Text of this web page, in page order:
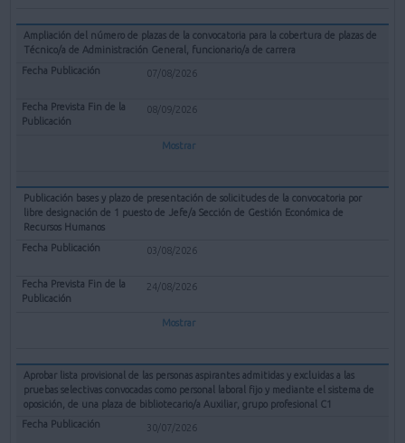
Ampliación del número de plazas de la convocatoria para la cobertura de plazas de
Técnico/a de Administración General, funcionario/a de carrera
07/08/2026
08/09/2026
Mostrar
Publicación bases y plazo de presentación de solicitudes de la convocatoria por
libre designación de 1 puesto de Jefe/a Sección de Gestión Económica de
Recursos Humanos
03/08/2026
24/08/2026
Mostrar
Aprobar lista provisional de las personas aspirantes admitidas y excluidas a las
pruebas selectivas convocadas como personal laboral fijo y mediante el sistema de
oposición, de una plaza de bibliotecario/a Auxiliar, grupo profesional C1
30/07/2026